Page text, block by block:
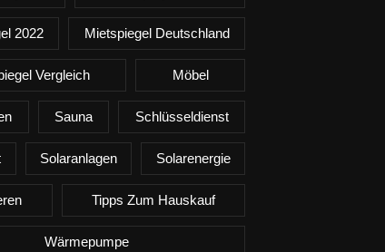
2022 Mietspiegel Deutschland
Vergleich Möbel
Sauna Schlüsseldienst
Solaranlagen Solarenergie
Tipps Zum Hauskauf
Wärmepumpe